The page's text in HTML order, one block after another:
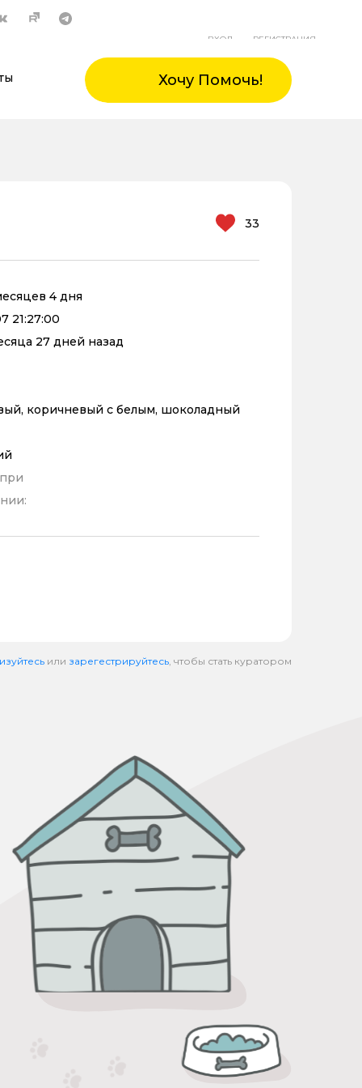
ВХОД РЕГИСТРАЦИЯ
Хочу Помочь!
33
4 дня
21:27:00
27 дней назад
коричневый с белым, шоколадный
или зарегестрируйтесь, чтобы стать куратором